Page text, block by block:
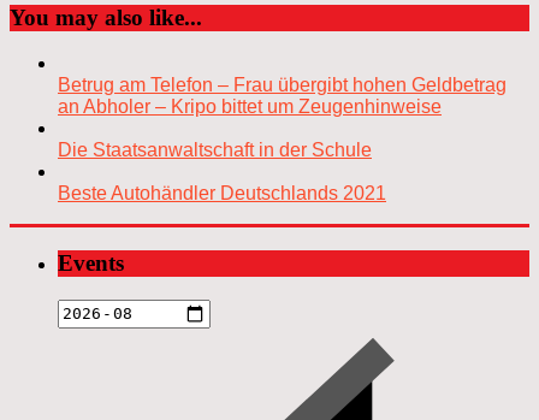
You may also like...
Betrug am Telefon – Frau übergibt hohen Geldbetrag
an Abholer – Kripo bittet um Zeugenhinweise
Die Staatsanwaltschaft in der Schule
Beste Autohändler Deutschlands 2021
Events